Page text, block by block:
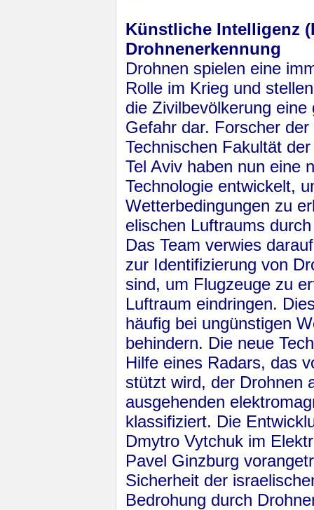
Künstliche Intelligenz
Drohnenerkennung
Drohnen spielen eine
Rolle im Krieg und
die Zivilbevölkerung eine
Gefahr dar. Forscher der
Technischen Fakultät
Tel Aviv haben nun ei­ne
Technologie entwickelt,
Wetterbedingungen zu
eli­schen Luftraums
Das Team verwies
zur Iden­ti­fi­zie­rung von
sind, um Flug­zeu­ge zu
Luftraum eindringen.
häufig bei ungünstigen
behindern. Die neue
Hilfe eines Radars, das
stützt wird, der Drohnen
ausgehenden
klassifiziert. Die
Dmytro Vytchuk im
Pavel Ginzburg
Sicherheit der
Bedrohung durch